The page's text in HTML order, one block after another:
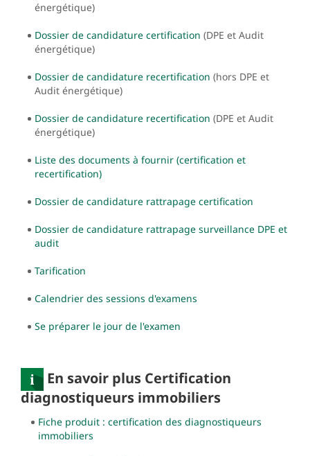
énergétique)
Dossier de candidature certification (DPE et Audit
énergétique)
Dossier de candidature recertification (hors DPE et
Audit énergétique)
Dossier de candidature recertification (DPE et Audit
énergétique)
Liste des documents à fournir (certification et
recertification)
Dossier de candidature rattrapage certification
Dossier de candidature rattrapage surveillance DPE et
audit
Tarification
Calendrier des sessions d'examens
Se préparer le jour de l'examen
En savoir plus Certification
diagnostiqueurs immobiliers
Fiche produit : certification des diagnostiqueurs
immobiliers